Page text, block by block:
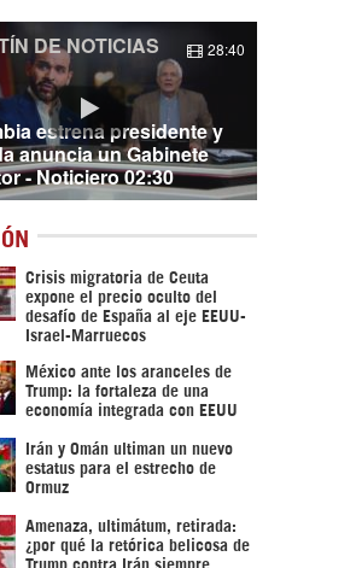
estrena presidente y
anuncia un Gabinete
- Noticiero 02:30
DE NOTICIAS 28:40
Crisis migratoria de Ceuta
expone el precio oculto del
desafío de España al eje EEUU-
Israel-Marruecos
México ante los aranceles de
Trump: la fortaleza de una
economía integrada con EEUU
Irán y Omán ultiman un nuevo
estatus para el estrecho de
Ormuz
Amenaza, ultimátum, retirada:
¿por qué la retórica belicosa de
Trump contra Irán siempre